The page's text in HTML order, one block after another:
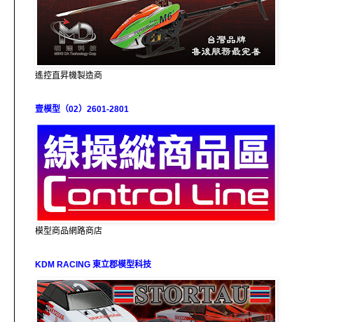
遙控直昇機製造商
壹模型（02）2601-2801
模型商品網路商店
KDM RACING 東立郡模型科技